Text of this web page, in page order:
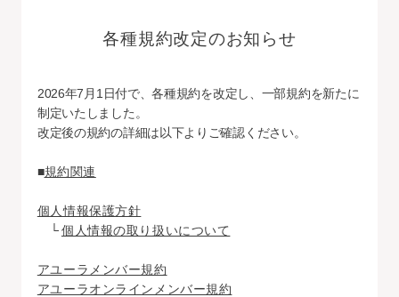
各種規約改定のお知らせ
2026年7月1日付で、各種規約を改定し、一部規約を新たに
制定いたしました。
改定後の規約の詳細は以下よりご確認ください。
■規約関連
個人情報保護方針
└個人情報の取り扱いについて
アユーラメンバー規約
アユーラオンラインメンバー規約